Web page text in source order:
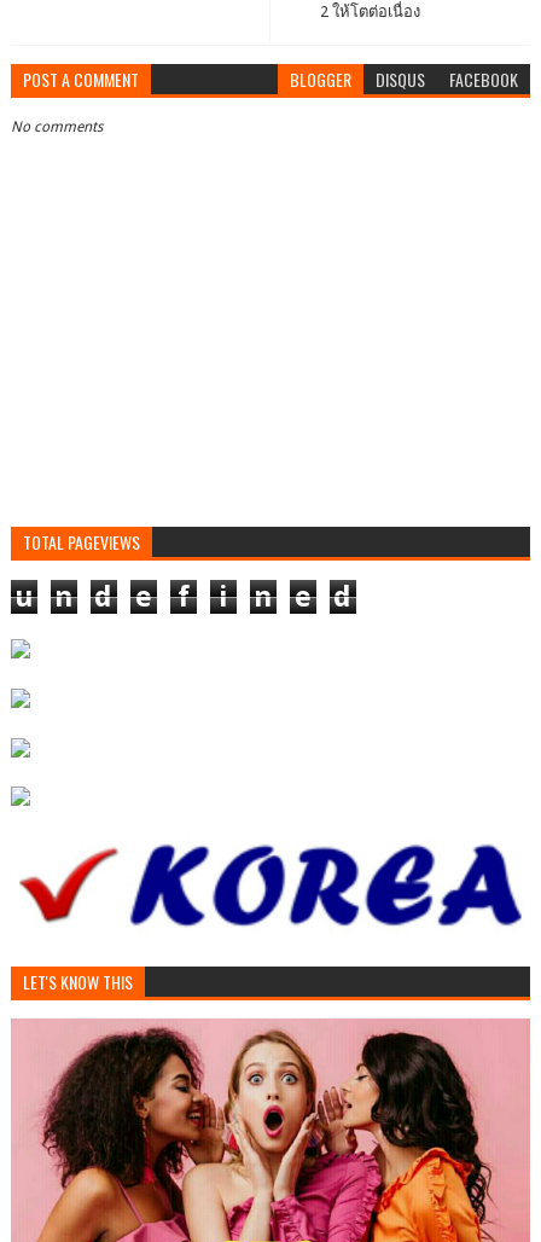
2 ให้โตต่อเนื่อง
POST A COMMENT BLOGGER DISQUS FACEBOOK
No comments
TOTAL PAGEVIEWS
u n d e f i n e d
LET'S KNOW THIS